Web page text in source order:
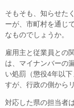
そもそも、知らせた
ーが、市町村を通じ
なものでしょうか。
雇用主と従業員との
は、マイナンバーの
い処罰（懲役4年以
すが、行政の側から
対応した県の担当者